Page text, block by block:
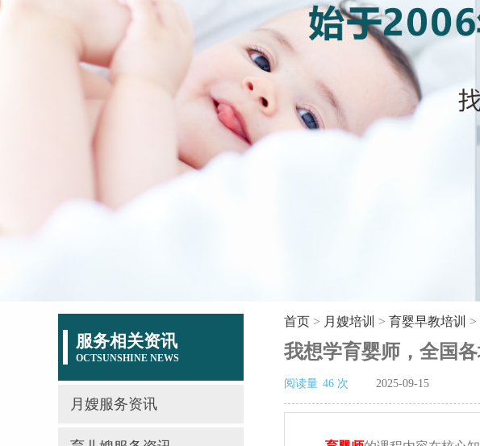
服务相关资讯
OCTSUNSHINE NEWS
月嫂服务资讯
首页 > 月嫂培训 > 育婴早教培训 >
我想学育婴师，全国
阅读量 46 次 2025-09-15